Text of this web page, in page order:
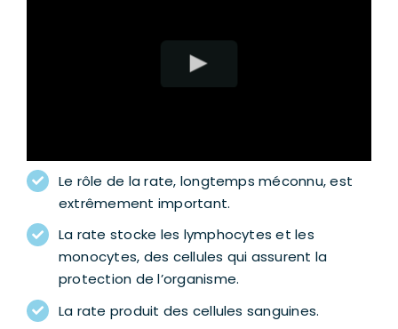
Le rôle de la rate, longtemps méconnu, est
extrêmement important.
La rate stocke les lymphocytes et les
monocytes, des cellules qui assurent la
protection de l’organisme.
La rate produit des cellules sanguines.